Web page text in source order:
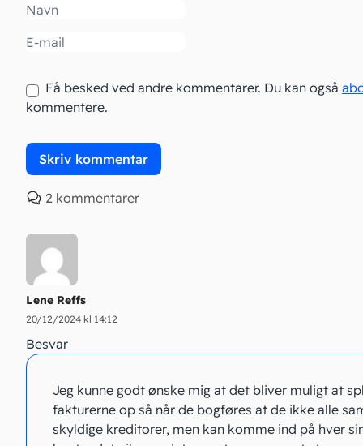
Navn
Email
Få besked ved andre kommentarer. Du kan også
kommentere.
2 kommentarer
Lene Reffs
20/12/2024 kl 14:12
Besvar
Jeg kunne godt ønske mig at det bliver muligt at
fakturerne op så når de bogføres at de ikke alle
skyldige kreditorer, men kan komme ind på hver